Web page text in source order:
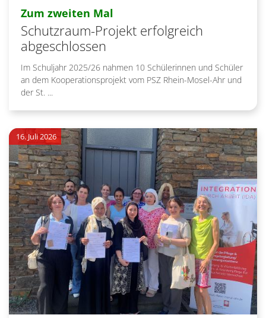
Zum zweiten Mal
Schutzraum-Projekt erfolgreich
abgeschlossen
Im Schuljahr 2025/26 nahmen 10 Schülerinnen und Schüler
an dem Kooperationsprojekt vom PSZ Rhein-Mosel-Ahr und
der St. ...
16. Juli 2026